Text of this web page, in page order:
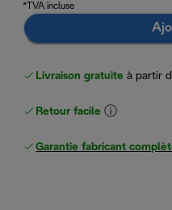
*TVA incluse
Livraison gratuite à partir
Retour facile
Garantie fabricant